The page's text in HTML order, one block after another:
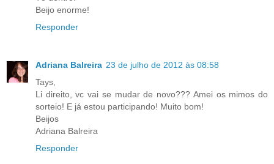
Beijo enorme!
Responder
Adriana Balreira 23 de julho de 2012 às 08:58
Tays,
Li direito, vc vai se mudar de novo??? Amei os mimos do
sorteio! E já estou participando! Muito bom!
Beijos
Adriana Balreira
Responder